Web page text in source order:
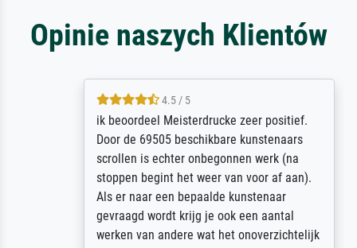
Opinie naszych Klientów
4.5 / 5
ik beoordeel Meisterdrucke zeer positief.
Door de 69505 beschikbare kunstenaars
scrollen is echter onbegonnen werk (na
stoppen begint het weer van voor af aan).
Als er naar een bepaalde kunstenaar
gevraagd wordt krijg je ook een aantal
werken van andere wat het onoverzichtelijk